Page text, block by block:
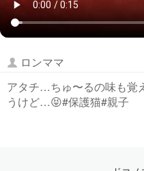
ロンママ
アタチ…ちゅ〜るの味も覚
うけど…😝#保護猫#親子